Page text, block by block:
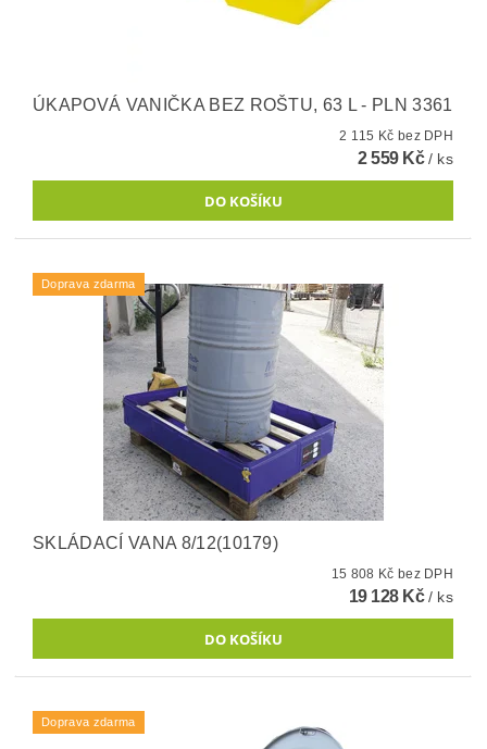
ÚKAPOVÁ VANIČKA BEZ ROŠTU, 63 L - PLN 3361
2 115 Kč bez DPH
2 559 Kč/ ks
Doprava zdarma
SKLÁDACÍ VANA 8/12(10179)
15 808 Kč bez DPH
19 128 Kč/ ks
Doprava zdarma